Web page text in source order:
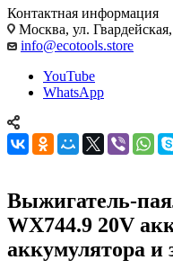
Контактная информация
Москва, ул.
info@ecotools.store
YouTube
WhatsApp
Выжигатель-
WX744.9 20V
аккумулятора и